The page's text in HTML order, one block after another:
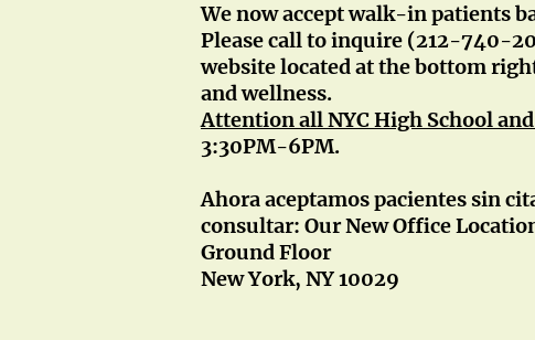
We now accept walk-in patients
Please call to inquire (212-740-
website located at the bottom
and wellness.
Attention all NYC High School
3:30PM-6PM.
Ahora aceptamos pacientes sin
consultar: Our New Office
Ground Floor
New York, NY 10029